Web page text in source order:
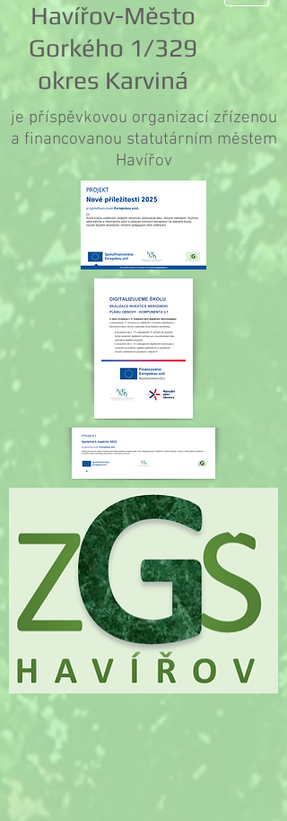
Havířov-Město
Gorkého 1/329
okres Karviná
je příspěvkovou organizací zřízenou
a financovanou statutárním městem
Havířov